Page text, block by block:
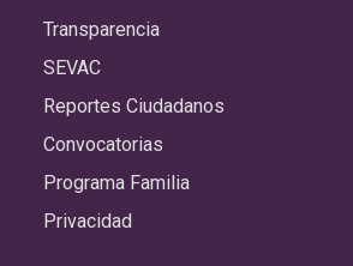
Transparencia
SEVAC
Reportes Ciudadanos
Convocatorias
Programa Familia
Privacidad